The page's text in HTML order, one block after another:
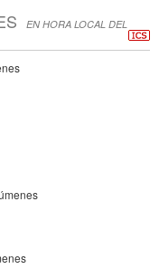
EN HORA LOCAL DEL